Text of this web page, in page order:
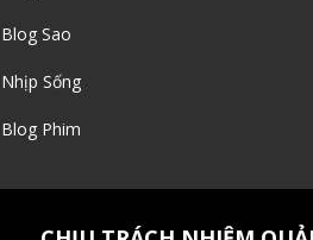
Blog Sao
Nhịp Sống
Blog Phim